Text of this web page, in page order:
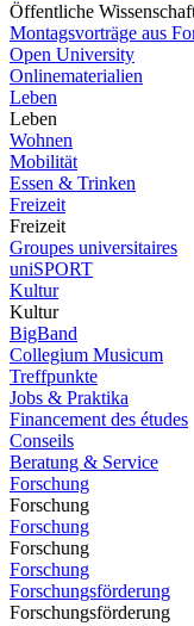
Öffentliche
Montagsvorträge aus
Open University
Onlinematerialien
Leben
Leben
Wohnen
Mobilität
Essen & Trinken
Freizeit
Freizeit
Groupes universitaires
uniSPORT
Kultur
Kultur
BigBand
Collegium Musicum
Treffpunkte
Jobs & Praktika
Financement des études
Conseils
Beratung & Service
Forschung
Forschung
Forschung
Forschung
Forschung
Forschungsförderung
Forschungsförderung